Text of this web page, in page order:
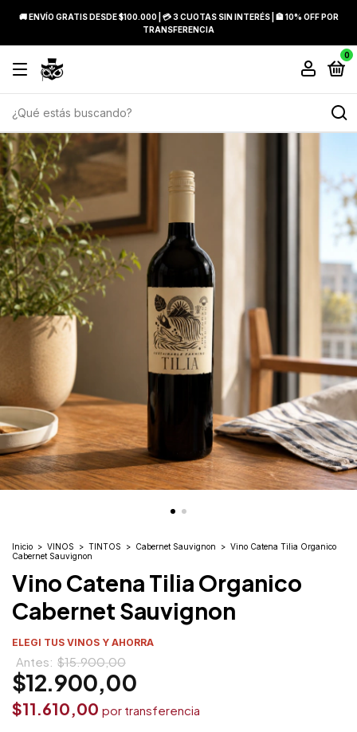
🚚 ENVÍO GRATIS DESDE $100.000 | 💳 3 CUOTAS SIN INTERÉS | 🏦 10% OFF POR
TRANSFERENCIA
0
Inicio > VINOS > TINTOS > Cabernet Sauvignon > Vino Catena Tilia Organico
Cabernet Sauvignon
Vino Catena Tilia Organico
Cabernet Sauvignon
ELEGI TUS VINOS Y AHORRA
$12.900,00
$15.900,00
$11.610,00